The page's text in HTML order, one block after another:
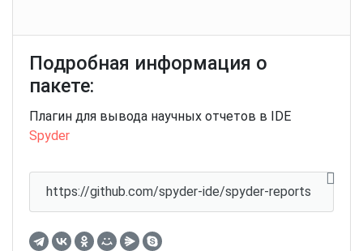
Подробная информация о
пакете:
Плагин для вывода научных отчетов в IDE
Spyder
https://github.com/spyder-ide/spyder-reports